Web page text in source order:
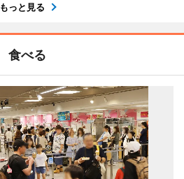
もっと見る
食べる